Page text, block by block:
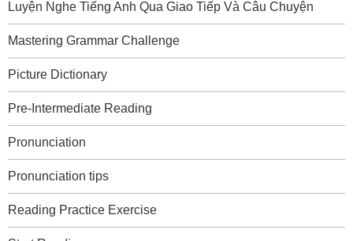
Luyện Nghe Tiếng Anh Qua Giao Tiếp Và Câu Chuyện
Mastering Grammar Challenge
Picture Dictionary
Pre-Intermediate Reading
Pronunciation
Pronunciation tips
Reading Practice Exercise